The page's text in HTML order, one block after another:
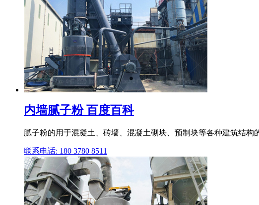
内墙腻子粉 百度百科
腻子粉的用于混凝土、砖墙、混凝土砌块、预制块等各种建筑结
联系电话: 180 3780 8511